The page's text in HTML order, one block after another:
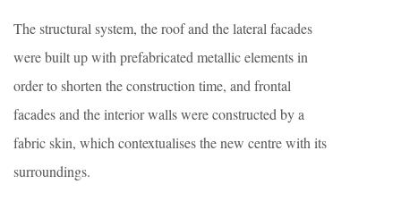
The structural system, the roof and the lateral facades
were built up with prefabricated metallic elements in
order to shorten the construction time, and frontal
facades and the interior walls were constructed by a
fabric skin, which contextualises the new centre with its
surroundings.